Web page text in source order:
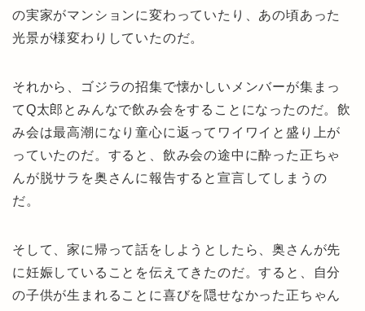
の実家がマンションに変わっていたり、あの頃あった
光景が様変わりしていたのだ。
それから、ゴジラの招集で懐かしいメンバーが集まっ
てQ太郎とみんなで飲み会をすることになったのだ。飲
み会は最高潮になり童心に返ってワイワイと盛り上が
っていたのだ。すると、飲み会の途中に酔った正ちゃ
んが脱サラを奥さんに報告すると宣言してしまうの
だ。
そして、家に帰って話をしようとしたら、奥さんが先
に妊娠していることを伝えてきたのだ。すると、自分
の子供が生まれることに喜びを隠せなかった正ちゃん